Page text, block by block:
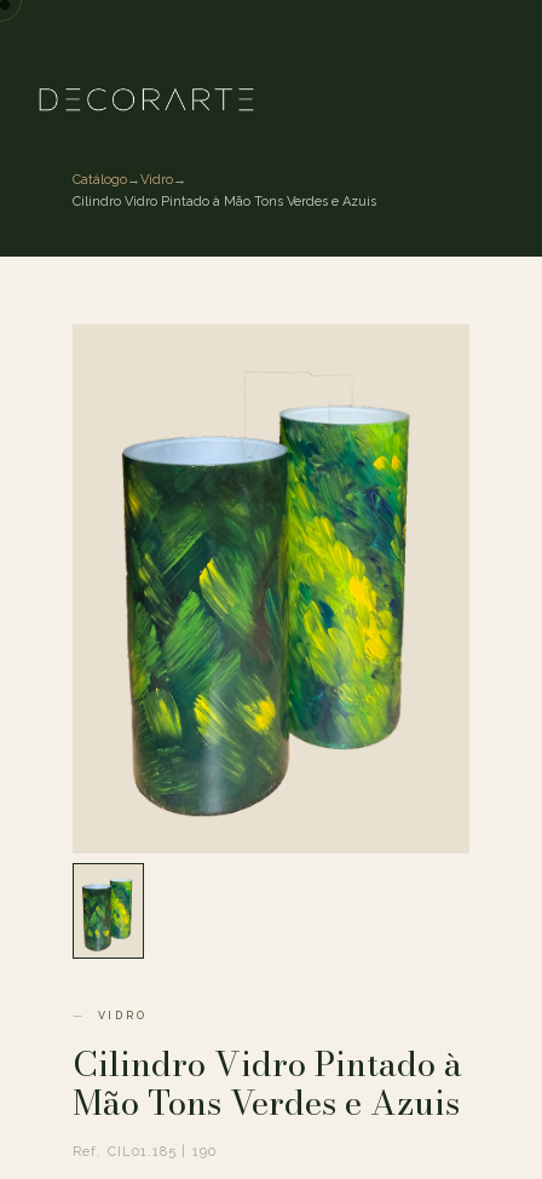
Catálogo→Vidro→
Cilindro Vidro Pintado à Mão Tons Verdes e Azuis
VIDRO
Cilindro Vidro Pintado à
Mão Tons Verdes e Azuis
Ref. CIL01.185 | 190